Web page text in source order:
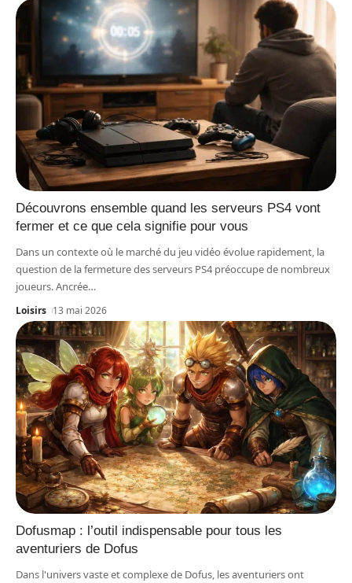
Découvrons ensemble quand les serveurs PS4 vont
fermer et ce que cela signifie pour vous
Dans un contexte où le marché du jeu vidéo évolue rapidement, la
question de la fermeture des serveurs PS4 préoccupe de nombreux
joueurs. Ancrée…
Loisirs 13 mai 2026
Dofusmap : l’outil indispensable pour tous les
aventuriers de Dofus
Dans l'univers vaste et complexe de Dofus, les aventuriers ont